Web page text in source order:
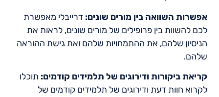
אפשרות השוואה בין מורים שונים: דרייבלי מאפשרת
לכם להשוות בין פרופילים של מורים שונים, לראות את
הניסיון שלהם, את ההתמחויות שלהם ואת גישת ההוראה
שלהם.
קריאת ביקורות ודירוגים של תלמידים קודמים: תוכלו
לקרוא חוות דעת ודירוגים של תלמידים קודמים של